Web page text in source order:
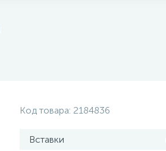
Код товара: 2184836
Вставки